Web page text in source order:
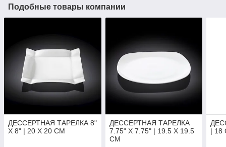
Подобные товары компании
ДЕССЕРТНАЯ ТАРЕЛКА 8"
X 8" | 20 X 20 CM
ДЕССЕРТНАЯ ТАРЕЛКА
7.75" X 7.75" | 19.5 X 19.5
CM
| 18